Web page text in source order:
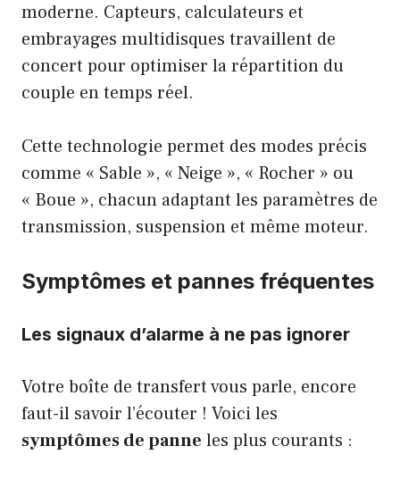
moderne. Capteurs, calculateurs et
embrayages multidisques travaillent de
concert pour optimiser la répartition du
couple en temps réel.
Cette technologie permet des modes précis
comme « Sable », « Neige », « Rocher » ou
« Boue », chacun adaptant les paramètres de
transmission, suspension et même moteur.
Symptômes et pannes fréquentes
Les signaux d’alarme à ne pas ignorer
Votre boîte de transfert vous parle, encore
faut-il savoir l’écouter ! Voici les
symptômes de panne les plus courants :